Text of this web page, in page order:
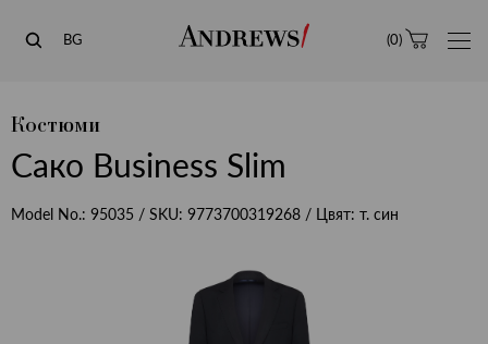
Andrews
BG (0)
Костюми
Сако Business Slim
Model No.: 95035 / SKU: 9773700319268 / Цвят: т. син